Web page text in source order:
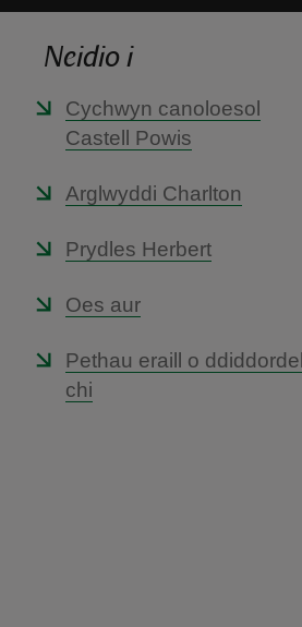
Neidio i
Cychwyn canoloesol
Castell Powis
Arglwyddi Charlton
Prydles Herbert
Oes aur
Pethau eraill o
chi